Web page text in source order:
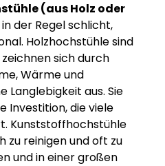
(aus Holz oder
der Regel schlicht,
Holzhochstühle sind
zeichnen sich durch
Wärme und
Langlebigkeit aus. Sie
Investition, die viele
Kunststoffhochstühle
zu reinigen und oft zu
und in einer großen